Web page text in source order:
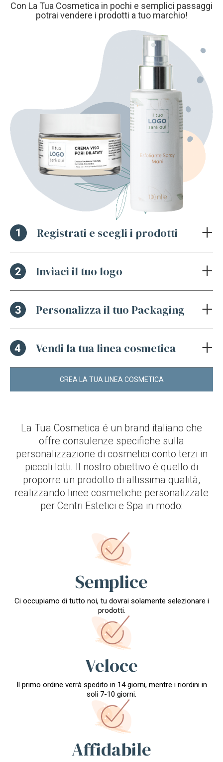
Con La Tua Cosmetica in pochi e semplici passaggi
potrai vendere i prodotti a tuo marchio!
Registrati e scegli i prodotti
Inviaci il tuo logo
Personalizza il tuo Packaging
Vendi la tua linea cosmetica
CREA LA TUA LINEA COSMETICA
La Tua Cosmetica é un brand italiano che
offre consulenze specifiche sulla
personalizzazione di cosmetici conto terzi in
piccoli lotti. Il nostro obiettivo è quello di
proporre un prodotto di altissima qualità,
realizzando linee cosmetiche personalizzate
per Centri Estetici e Spa in modo:
Semplice
Ci occupiamo di tutto noi, tu dovrai solamente selezionare i
prodotti.
Veloce
Il primo ordine verrà spedito in 14 giorni, mentre i riordini in
soli 7-10 giorni.
Affidabile